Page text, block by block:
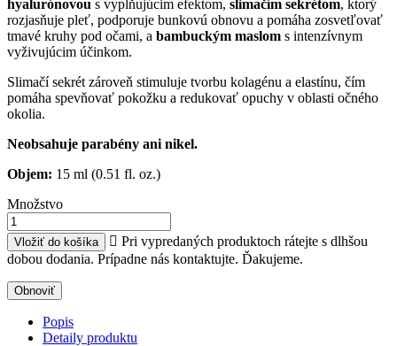
hyalurónovou s vyplňujúcim efektom, slimačím sekrétom, ktorý
rozjasňuje pleť, podporuje bunkovú obnovu a pomáha zosvetľovať
tmavé kruhy pod očami, a bambuckým maslom s intenzívnym
vyživujúcim účinkom.
Slimačí sekrét zároveň stimuluje tvorbu kolagénu a elastínu, čím
pomáha spevňovať pokožku a redukovať opuchy v oblasti očného
okolia.
Neobsahuje parabény ani nikel.
Objem: 15 ml (0.51 fl. oz.)
Množstvo
Vložiť do košíka  Pri vypredaných produktoch rátejte s dlhšou
dobou dodania. Prípadne nás kontaktujte. Ďakujeme.
Popis
Detaily produktu